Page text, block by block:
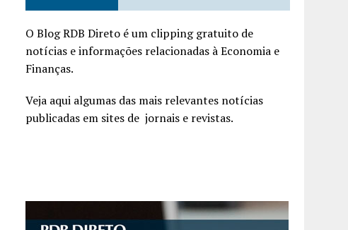
O Blog RDB Direto é um clipping gratuito de
notícias e informações relacionadas à Economia e
Finanças.
Veja aqui algumas das mais relevantes notícias
publicadas em sites de jornais e revistas.